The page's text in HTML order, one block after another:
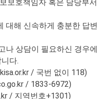
보호책임자 혹은 담당부서
대해 신속하게 충분한 답변
나 상담이 필요하신 경우에
다.
/ 국번 없이 118)
/ 1833-6972)
/ 지역번호+1301)